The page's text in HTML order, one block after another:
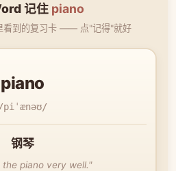
记住 piano
看到的复习卡 —— 点"记得"就好
piano
/piˈænəʊ/
钢琴
the piano very well."